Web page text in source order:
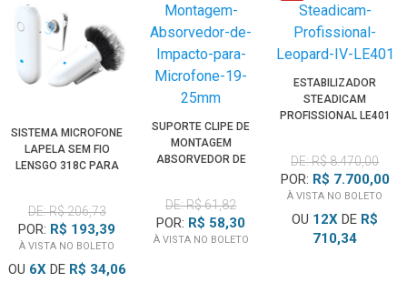
SISTEMA MICROFONE
LAPELA SEM FIO
LENSGO 318C PARA
(BRANCO)
DE: R$ 206,73
POR: R$ 193,39
À VISTA NO BOLETO
OU 6XDE R$ 34,06
SUPORTE CLIPE DE
MONTAGEM
ABSORVEDOR DE
DE: R$ 61,82
POR: R$ 58,30
À VISTA NO BOLETO
ESTABILIZADOR
STEADICAM
PROFISSIONAL LE401
DE: R$ 8.470,00
POR: R$ 7.700,00
À VISTA NO BOLETO
OU 12X DE R$
710,34